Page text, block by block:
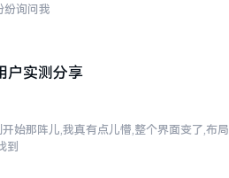
纷询问我
户实测分享
始那阵儿,我真有点儿懵,整个界面变了,布局
到